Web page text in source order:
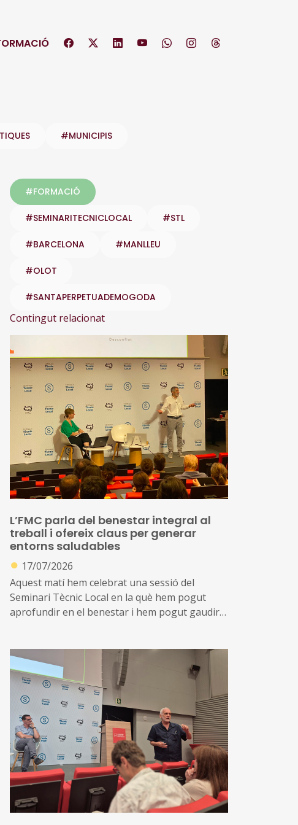
#MUNICIPIS
#FORMACIÓ
#SEMINARITECNICLOCAL #STL
#BARCELONA #MANLLEU
#OLOT
#SANTAPERPETUADEMOGODA
Contingut relacionat
L’FMC parla del benestar integral al
treball i ofereix claus per generar
entorns saludables
● 17/07/2026
Aquest matí hem celebrat una sessió del
Seminari Tècnic Local en la què hem pogut
aprofundir en el benestar i hem pogut gaudir
a aliat en el treball